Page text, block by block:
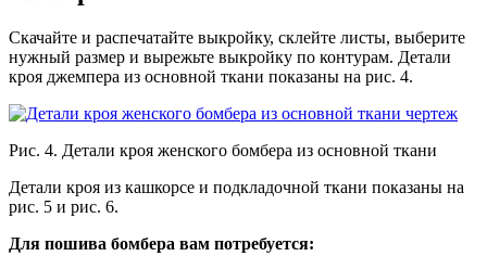
Скачайте и распечатайте выкройку, склейте листы, выберите
нужный размер и вырежьте выкройку по контурам. Детали
кроя джемпера из основной ткани показаны на рис. 4.
Рис. 4. Детали кроя женского бомбера из основной ткани
Детали кроя из кашкорсе и подкладочной ткани показаны на
рис. 5 и рис. 6.
Для пошива бомбера вам потребуется: